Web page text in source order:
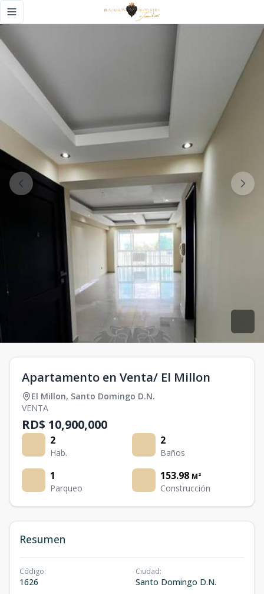
Toggle navigation menu
Apartamento en Venta/ El Millon
El Millon, Santo Domingo D.N.
VENTA
RD$ 10,900,000
2
Hab.
2
Baños
1
Parqueo
153.98 M²
Construcción
Resumen
Código:
1626
Ciudad:
Santo Domingo D.N.
Apartamento en Venta/ El Millon - Black Lion Properties